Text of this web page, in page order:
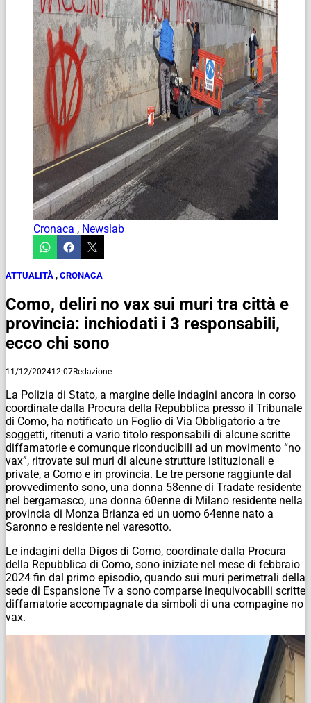
Cronaca , Newslab
ATTUALITÀ , CRONACA
Como, deliri no vax sui muri tra città e
provincia: inchiodati i 3 responsabili,
ecco chi sono
11/12/202412:07Redazione
La Polizia di Stato, a margine delle indagini ancora in corso
coordinate dalla Procura della Repubblica presso il Tribunale
di Como, ha notificato un Foglio di Via Obbligatorio a tre
soggetti, ritenuti a vario titolo responsabili di alcune scritte
diffamatorie e comunque riconducibili ad un movimento “no
vax”, ritrovate sui muri di alcune strutture istituzionali e
private, a Como e in provincia. Le tre persone raggiunte dal
provvedimento sono, una donna 58enne di Tradate residente
nel bergamasco, una donna 60enne di Milano residente nella
provincia di Monza Brianza ed un uomo 64enne nato a
Saronno e residente nel varesotto.
Le indagini della Digos di Como, coordinate dalla Procura
della Repubblica di Como, sono iniziate nel mese di febbraio
2024 fin dal primo episodio, quando sui muri perimetrali della
sede di Espansione Tv a sono comparse inequivocabili scritte
diffamatorie accompagnate da simboli di una compagine no
vax.